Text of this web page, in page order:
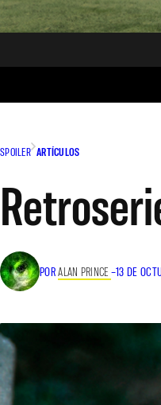
SPOILER ARTÍCULOS
PORALAN PRINCE –13 DE